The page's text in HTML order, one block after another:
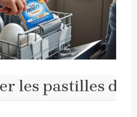
les pastilles de